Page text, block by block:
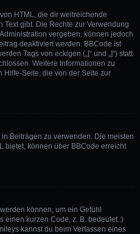
HTML, die dir weitreichende
gibt. Die Rechte zur Verwendung
vergeben, können jedoch
deaktiviert werden. BBCode ist
Tags von eckigen („[“ und „]“) statt
Weitere Informationen zu
Hilfe-Seite, die von der Seite zur
Beiträgen zu verwenden. Die meisten
bietet, können über BBCode erreicht
können, um ein Gefühl
einen kurzen Code, z. B. bedeutet :)
kannst du beim Verfassen eines